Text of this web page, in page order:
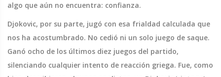
algo que aún no encuentra: confianza.
Djokovic, por su parte, jugó con esa frialdad calculada que
nos ha acostumbrado. No cedió ni un solo juego de saque.
Ganó ocho de los últimos diez juegos del partido,
silenciando cualquier intento de reacción griega. Fue, como